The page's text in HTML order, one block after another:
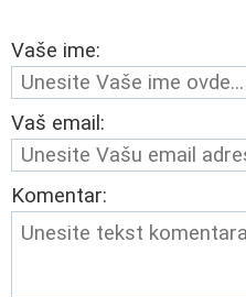
Vaše ime:
Vaš email:
Komentar: